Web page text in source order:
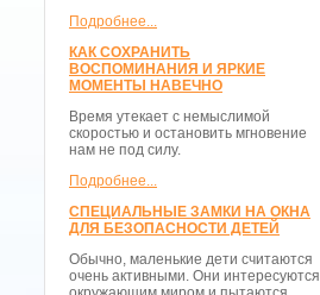
Подробнее...
КАК СОХРАНИТЬ
ВОСПОМИНАНИЯ И ЯРКИЕ
МОМЕНТЫ НАВЕЧНО
Время утекает с немыслимой
скоростью и остановить мгновение
нам не под силу.
Подробнее...
СПЕЦИАЛЬНЫЕ ЗАМКИ НА ОКНА
ДЛЯ БЕЗОПАСНОСТИ ДЕТЕЙ
Обычно, маленькие дети считаются
очень активными. Они интересуются